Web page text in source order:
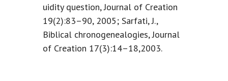
uidity question, Journal of Creation
19(2):83–90, 2005; Sarfati, J.,
Biblical chronogenealogies, Journal
of Creation 17(3):14–18,2003.